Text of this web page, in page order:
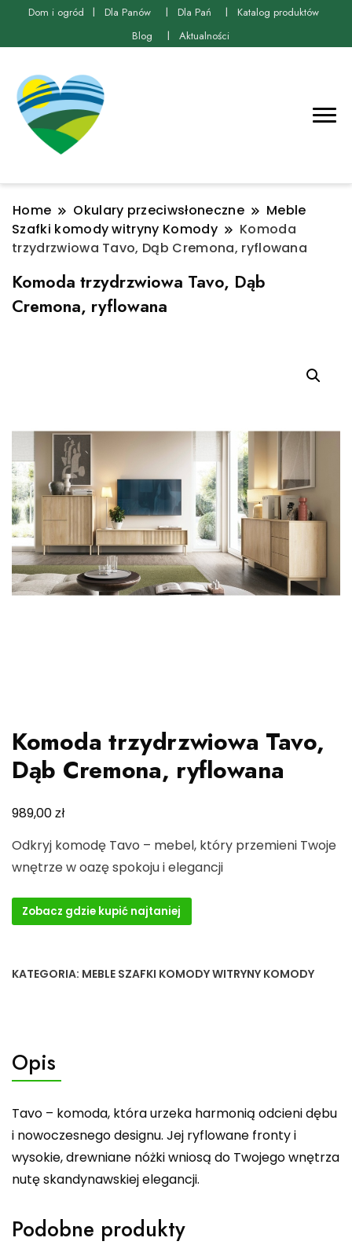
Dom i ogród Dla Panów Dla Pań
Katalog produktów
Blog
Aktualności
Home Okulary przeciwsłoneczne
Meble
Szafki komody witryny Komody
Komoda
trzydrzwiowa Tavo, Dąb Cremona, ryflowana
Komoda trzydrzwiowa Tavo, Dąb
Cremona, ryflowana
Komoda trzydrzwiowa Tavo,
Dąb Cremona, ryflowana
989,00zł
Odkryj komodę Tavo – mebel, który przemieni Twoje
wnętrze w oazę spokoju i elegancji
Zobacz gdzie kupić najtaniej
KATEGORIA: MEBLE SZAFKI KOMODY WITRYNY KOMODY
Opis
Tavo – komoda, która urzeka harmonią odcieni dębu
i nowoczesnego designu. Jej ryflowane fronty i
wysokie, drewniane nóżki wniosą do Twojego wnętrza
nutę skandynawskiej elegancji.
Podobne produkty